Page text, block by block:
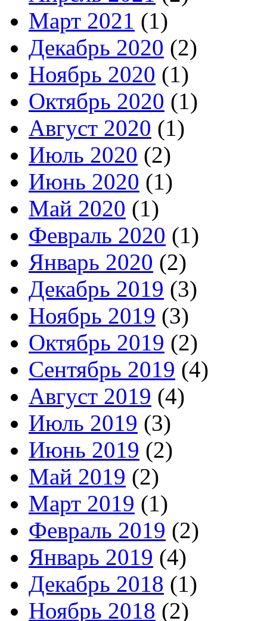
Март 2021 (1)
Декабрь 2020 (2)
Ноябрь 2020 (1)
Октябрь 2020 (1)
Август 2020 (1)
Июль 2020 (2)
Июнь 2020 (1)
Май 2020 (1)
Февраль 2020 (1)
Январь 2020 (2)
Декабрь 2019 (3)
Ноябрь 2019 (3)
Октябрь 2019 (2)
Сентябрь 2019 (4)
Август 2019 (4)
Июль 2019 (3)
Июнь 2019 (2)
Май 2019 (2)
Март 2019 (1)
Февраль 2019 (2)
Январь 2019 (4)
Декабрь 2018 (1)
Ноябрь 2018 (2)